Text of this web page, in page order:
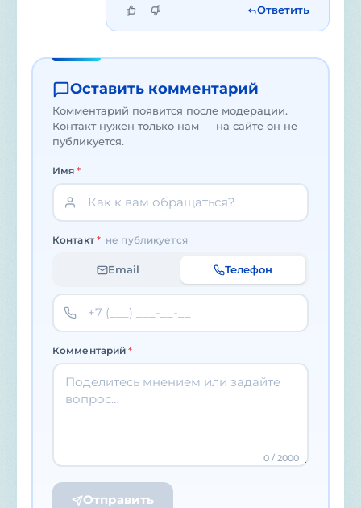
Ответить
Оставить комментарий
Комментарий появится после модерации.
Контакт нужен только нам — на сайте он не
публикуется.
Имя*
Контакт * не публикуется
Email Телефон
Комментарий*
0 / 2000
Отправить